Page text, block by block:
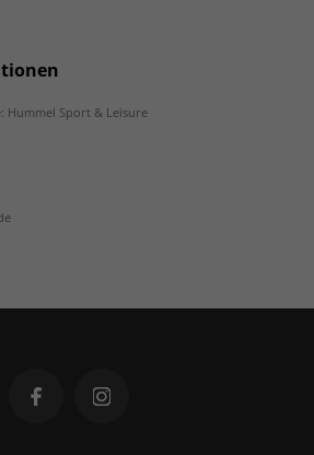
Hummel Sport & Leisure